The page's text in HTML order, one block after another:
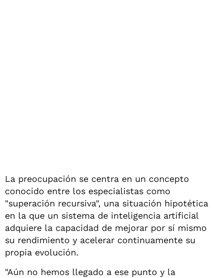
La preocupación se centra en un concepto
conocido entre los especialistas como
"superación recursiva", una situación hipotética
en la que un sistema de inteligencia artificial
adquiere la capacidad de mejorar por sí mismo
su rendimiento y acelerar continuamente su
propia evolución.
"Aún no hemos llegado a ese punto y la